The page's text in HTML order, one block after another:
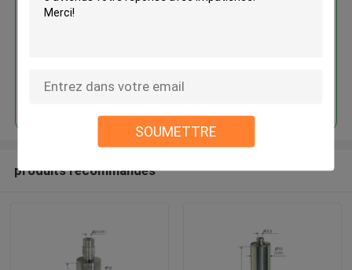
SOUMETTRE
Continuer
produits recommandés